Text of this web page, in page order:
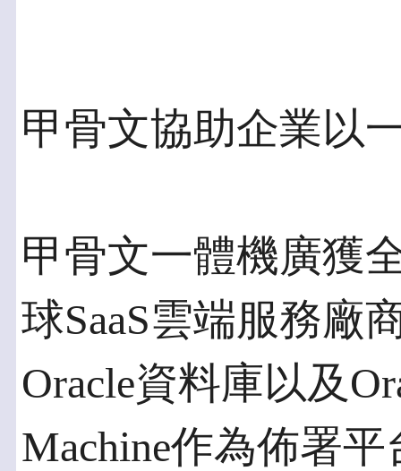
甲骨文協助企業以
甲骨文一體機廣獲
球SaaS雲端服務廠
Oracle資料庫以及
Machine作為佈署